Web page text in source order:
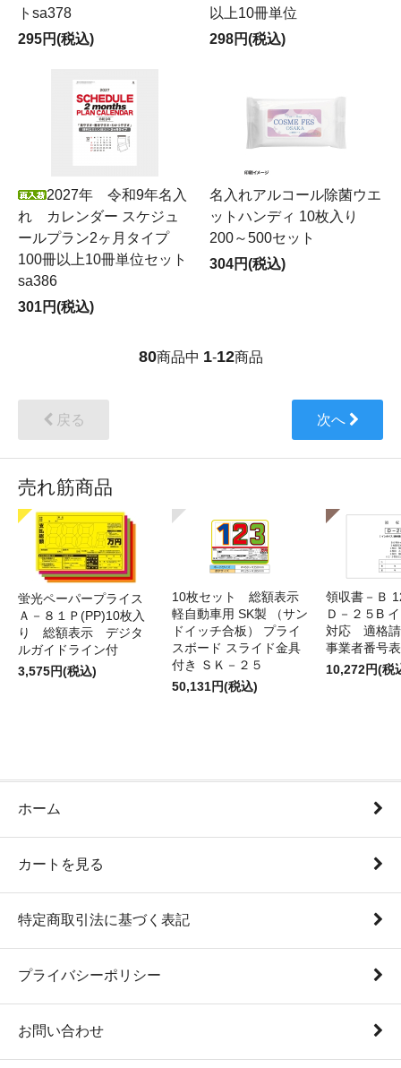
トsa378
295円(税込)
以上10冊単位
298円(税込)
2027年 令和9年名入
れ カレンダー スケジュ
ールプラン2ヶ月タイプ
100冊以上10冊単位セット
sa386
301円(税込)
名入れアルコール除菌ウエ
ットハンディ 10枚入り
200～500セット
304円(税込)
80商品中 1-12商品
戻る 次へ
売れ筋商品
蛍光ペーパープライス
Ａ－８１Ｐ(PP)10枚入
り 総額表示 デジタ
ルガイドライン付
3,575円(税込)
10枚セット 総額表示
軽自動車用 SK製 （サン
ドイッチ合板） プライ
スボード スライド金具
付き ＳＫ－２５
50,131円(税込)
領収書－Ｂ
Ｄ－２５B
対応 適格請
事業者番号
10,272円(税
ホーム
カートを見る
特定商取引法に基づく表記
プライバシーポリシー
お問い合わせ